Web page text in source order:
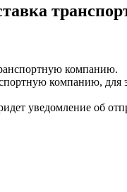
компанию.
компанию, для
уведомление об